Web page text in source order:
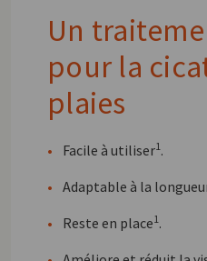
Un
pour la
plaies
• Facile à utiliser1 .
• Adaptable à la
• Reste en place1 .